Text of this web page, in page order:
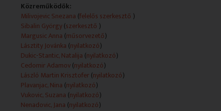
A műsorszolgáltatói információk forrása a műsor
hivatalos weboldala és a videó.
Műsorszolgáltatói ismertető:
- Forgatócsoportunk nemrég Szegeden járt, ahol
nagyban folynak az előkészületek az újabb szerb
gimnázium megnyitása érdekében, melynek
szeptemberben kellene fogadnia az első diákokat.
- A dunaszekcsői és bajai szerb templomban május 23-
án és 24-én megünnepelték Szent Miklós ereklyéinek
átvitele napját.
Közreműködők:
Milivojevic Snezana (felelős szerkesztő )
Sibalin György(szerkesztő )
Margusic Anna (műsorvezető)
Lásztity Jovánka (nyilatkozó)
Dukic-Stantic, Natalija (nyilatkozó)
Cedomir Adamov(nyilatkozó)
László Martin Krisztofer(nyilatkozó)
Plavanjac, Nina (nyilatkozó)
Vukovic, Suzana (nyilatkozó)
Nenadovic, Jana (nyilatkozó)